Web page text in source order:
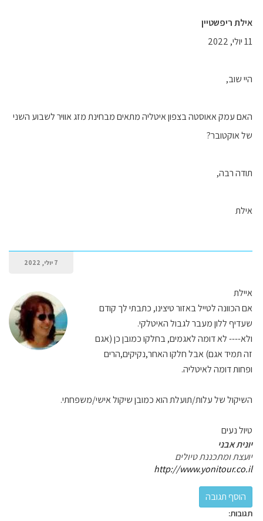
אילת ריפשטיין
11 יולי, 2022
היי שוב,
האם עמק אאוסטה בצפון איטליה מתאים מבחינת מזג אוויר לשבוע השני
של אוקטובר?
תודה רבה,
אילת
7 יולי, 2022
איילת
אם הכוונה לטייל באזור טיצינו, כתבתי לך קודם
שעדיף ללון מעבר לגבול האיטלקי.
ולא---- לא דומה לאגמים, בחלקו כמובן כן (אגם
זה תמיד אגם) אבל חלקו האחר,נקיקים,הרים
ופחות דומה לאיטליה.
השיקול של עלות/תועלת הוא כמובן שיקול אישי/משפחתי.
טיול נעים
יונית אבני
יועצת ומתכננת טיולים
http://www.yonitour.co.il
תגובות: